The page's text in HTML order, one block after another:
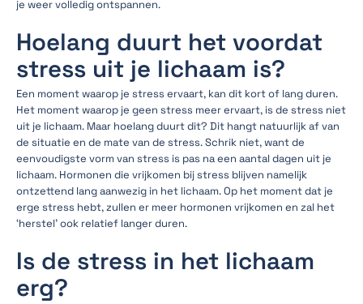
je weer volledig ontspannen.
Hoelang duurt het voordat
stress uit je lichaam is?
Een moment waarop je stress ervaart, kan dit kort of lang duren.
Het moment waarop je geen stress meer ervaart, is de stress niet
uit je lichaam. Maar hoelang duurt dit? Dit hangt natuurlijk af van
de situatie en de mate van de stress. Schrik niet, want de
eenvoudigste vorm van stress is pas na een aantal dagen uit je
lichaam. Hormonen die vrijkomen bij stress blijven namelijk
ontzettend lang aanwezig in het lichaam. Op het moment dat je
erge stress hebt, zullen er meer hormonen vrijkomen en zal het
‘herstel’ ook relatief langer duren.
Is de stress in het lichaam
erg?